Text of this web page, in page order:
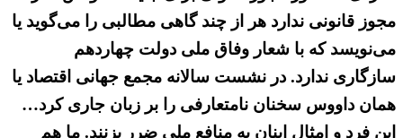
مجوز قانونی ندارد هر از چند گاهی مطالبی را می‌گوید یا
می‌نویسد که با شعار وفاق ملی دولت چهاردهم
سازگاری ندارد. در نشست سالانه مجمع جهانی اقتصاد یا
همان داووس سخنان نامتعارفی را بر زبان جاری کرد…
این فرد و امثال اینان به منافع ملی ضرر بزنند. ما هم